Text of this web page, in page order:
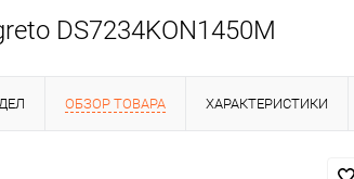
DS7234KON1450M
ОБЗОР ТОВАРА ХАРАКТЕРИСТИКИ